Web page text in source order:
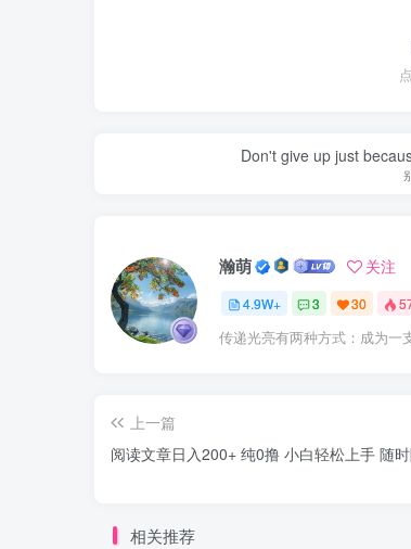
Don't give up just
瀚萌 关注
4.9W+ 3 30
传递光亮有两种方式：成为一
上一篇
阅读文章日入200+ 纯0撸 小白轻松上手 随
相关推荐